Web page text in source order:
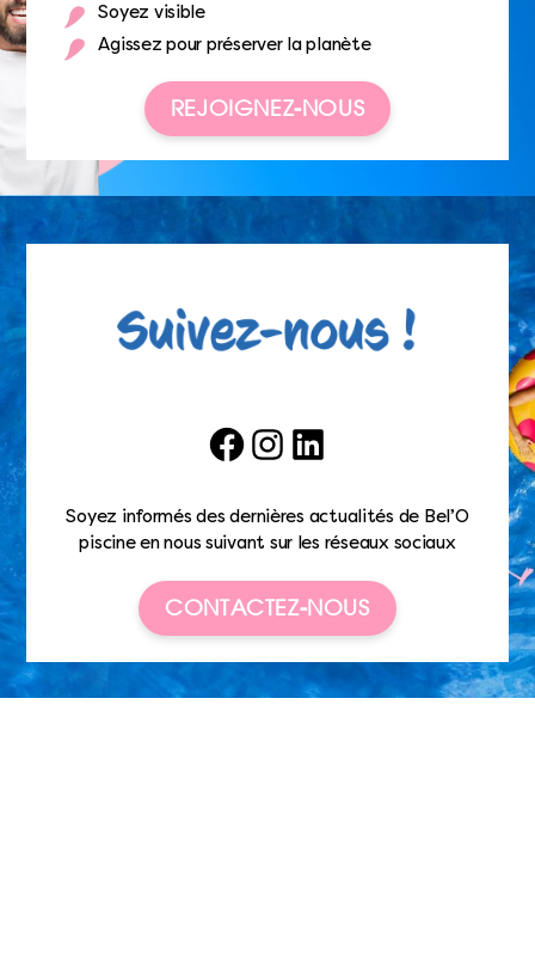
Soyez visible
Agissez pour préserver la planète
REJOIGNEZ-NOUS
FacebookInstagramLinkedIn
Soyez informés des dernières actualités de Bel’O
piscine en nous suivant sur les réseaux sociaux
CONTACTEZ-NOUS